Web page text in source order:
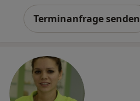
Terminanfrage senden